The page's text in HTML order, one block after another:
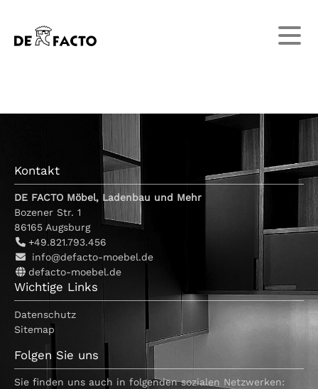
Kontakt
DE FACTO Möbel, Ladenbau und Mehr
Bozener Str. 1
86165 Augsburg
+49.821.793.456
info@defacto-moebel.de
defacto-moebel.de
Wichtige Links
Datenschutz
Sitemap
Folgen Sie uns
Sie finden uns auch in folgenden sozialen Netzwerken: